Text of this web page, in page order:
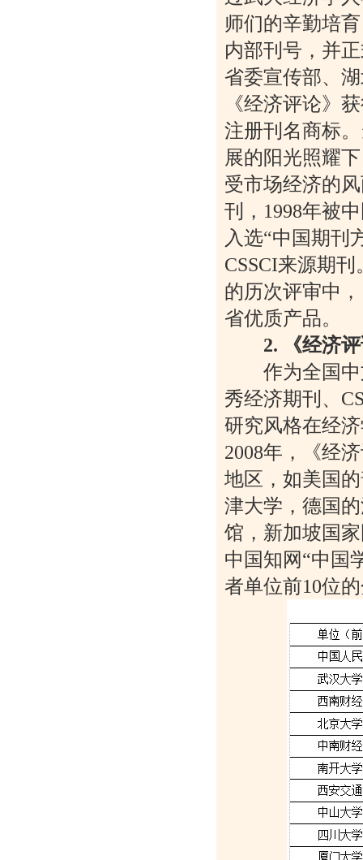
师们的辛勤培
内部刊号，并
省委宣传部、
《经济评论》
注册刊名商标
展的阳光照耀
受市场经济的
刊，1998年被
入选“中国期刊
CSSCI来源期
的历次评审中
省优质产品。
2. 《经济
作为全国中
秀经济期刊、
研究风格在经
2008年，《经
地区，如美国
津大学，德国
馆，新加坡国
中国知网“中国
者单位前10位